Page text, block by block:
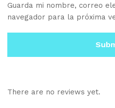
Guarda mi nombre, correo
navegador para la próxima
There are no reviews yet.